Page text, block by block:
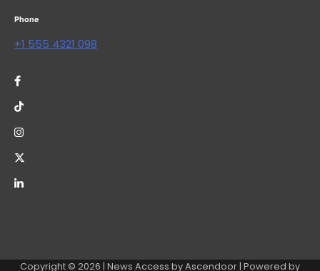
Phone
+1 555 4321 098
Copyright © 2026 | News Access byAscendoor| Powered by